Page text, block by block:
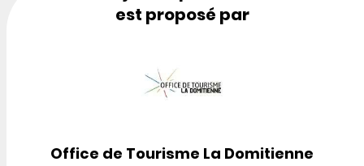
est proposé par
Office de Tourisme La Domitienne